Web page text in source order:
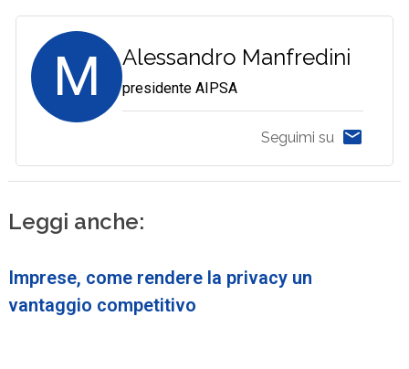
M Alessandro Manfredini
presidente AIPSA
Seguimi su
Leggi anche:
Imprese, come rendere la privacy un
vantaggio competitivo